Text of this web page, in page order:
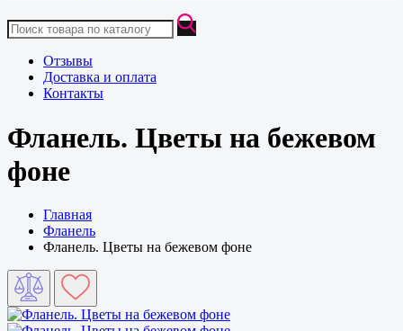
Отзывы
Доставка и оплата
Контакты
Фланель. Цветы на бежевом
фоне
Главная
Фланель
Фланель. Цветы на бежевом фоне